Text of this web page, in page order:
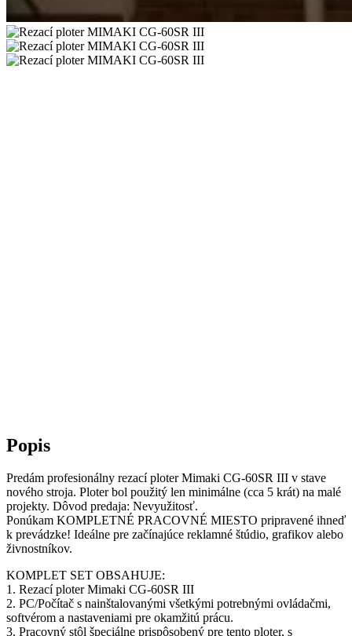
Popis
Predám profesionálny rezací ploter Mimaki CG-60SR III v stave
nového stroja. Ploter bol použitý len minimálne (cca 5 krát) na malé
projekty. Dôvod predaja: Nevyužitosť.
Ponúkam KOMPLETNÉ PRACOVNÉ MIESTO pripravené ihneď
k prevádzke! Ideálne pre začínajúce reklamné štúdio, grafikov alebo
živnostníkov.
KOMPLET SET OBSAHUJE:
1. Rezací ploter Mimaki CG-60SR III
2. PC/Počítač s nainštalovanými všetkými potrebnými ovládačmi,
softvérom a nastaveniami pre okamžitú prácu.
3. Pracovný stôl špeciálne prispôsobený pre tento ploter, s